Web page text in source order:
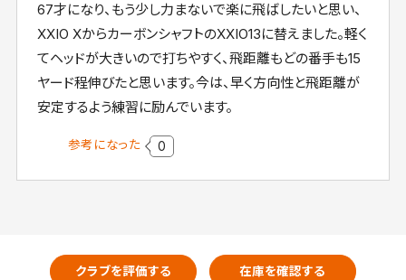
67才になり、もう少し力まないで楽に飛ばしたいと思い、
XXIO XからカーボンシャフトのXXIO13に替えました。軽く
てヘッドが大きいので打ちやすく、飛距離もどの番手も15
ヤード程伸びたと思います。今は、早く方向性と飛距離が
安定するよう練習に励んでいます。
参考になった 0
クラブを評価する 在庫を確認する